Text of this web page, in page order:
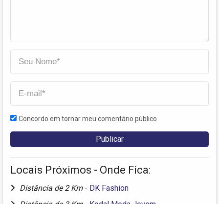
Concordo em tornar meu comentário público
Locais Próximos - Onde Fica:
Distância de 2 Km - DK Fashion